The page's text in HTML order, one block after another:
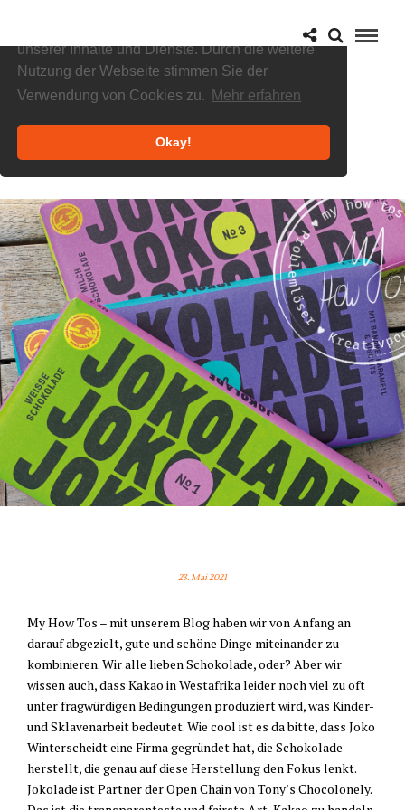
unserer Inhalte und Dienste. Durch die weitere
Nutzung der Webseite stimmen Sie der
Verwendung von Cookies zu.
Mehr erfahren
Okay!
23. Mai 2021
My How Tos – mit unserem Blog haben wir von Anfang an
darauf abgezielt, gute und schöne Dinge miteinander zu
kombinieren. Wir alle lieben Schokolade, oder? Aber wir
wissen auch, dass Kakao in Westafrika leider noch viel zu oft
unter fragwürdigen Bedingungen produziert wird, was Kinder-
und Sklavenarbeit bedeutet. Wie cool ist es da bitte, dass Joko
Winterscheidt eine Firma gegründet hat, die Schokolade
herstellt, die genau auf diese Herstellung den Fokus lenkt.
Jokolade ist Partner der Open Chain von Tony’s Chocolonely.